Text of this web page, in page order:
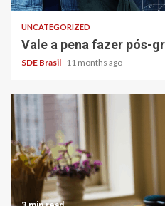
UNCATEGORIZED
Vale a pena fazer pós-
SDE Brasil 11 months ago